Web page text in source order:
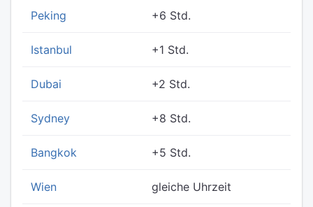
Peking +6 Std.
Istanbul +1 Std.
Dubai +2 Std.
Sydney +8 Std.
Bangkok +5 Std.
Wien gleiche Uhrzeit